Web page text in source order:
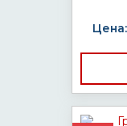
Цена: